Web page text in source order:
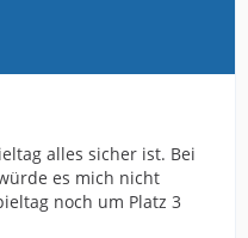
alles sicher ist. Bei
es mich nicht
noch um Platz 3